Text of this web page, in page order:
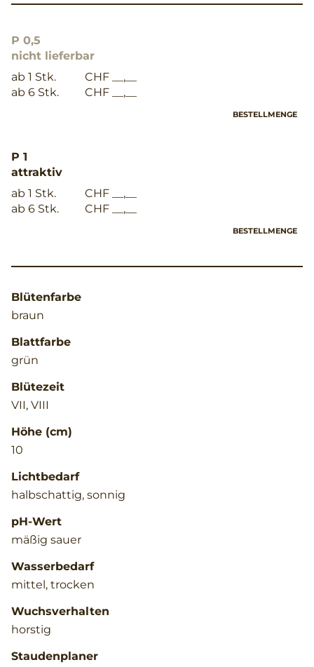
P 0,5
nicht lieferbar
ab 1 Stk.
CHF __,__
ab 6 Stk.
CHF __,__
BESTELLMENGE
P 1
attraktiv
ab 1 Stk.
CHF __,__
ab 6 Stk.
CHF __,__
BESTELLMENGE
Blütenfarbe
braun
Blattfarbe
grün
Blütezeit
VII, VIII
Höhe (cm)
10
Lichtbedarf
halbschattig, sonnig
pH-Wert
mäßig sauer
Wasserbedarf
mittel, trocken
Wuchsverhalten
horstig
Staudenplaner